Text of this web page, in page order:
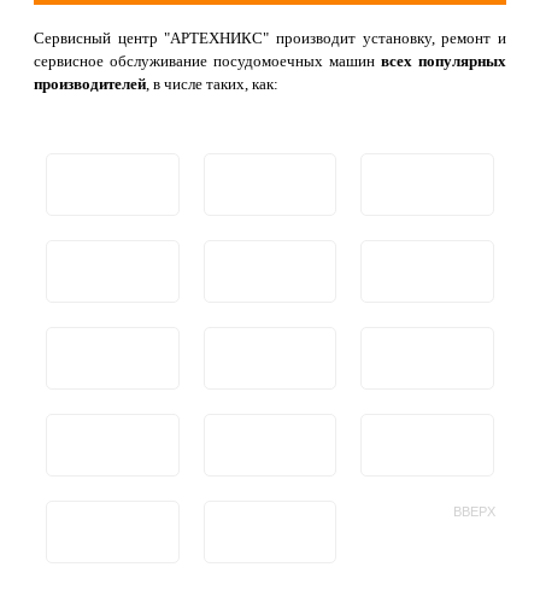
Сервисный центр "АРТЕХНИКС" производит установку, ремонт и
сервисное обслуживание посудомоечных машин всех популярных
производителей, в числе таких, как:
ВВЕРХ